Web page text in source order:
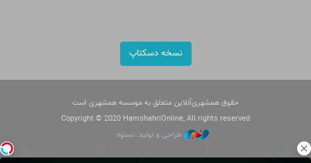
نسخه دسکتاپ
حقوق همشهری‌آنلاین متعلق به موسسه همشهری است
Copyright © 2020 HamshahriOnline, All rights reserved
طراحی و تولید: نستوه